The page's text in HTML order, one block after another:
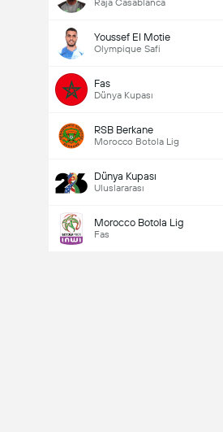
Raja Casablanca
Youssef El Motie
Olympique Safi
Fas
Dünya Kupası
RSB Berkane
Morocco Botola Lig
Dünya Kupası
Uluslararası
Morocco Botola Lig
Fas